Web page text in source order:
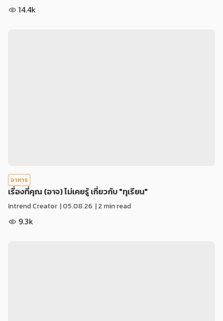
14.4k
อาหาร
เรื่องที่คุณ (อาจ) ไม่เคยรู้ เกี่ยวกับ "ทุเรียน"
Intrend Creator |05.08.26 | 2 min read
9.3k